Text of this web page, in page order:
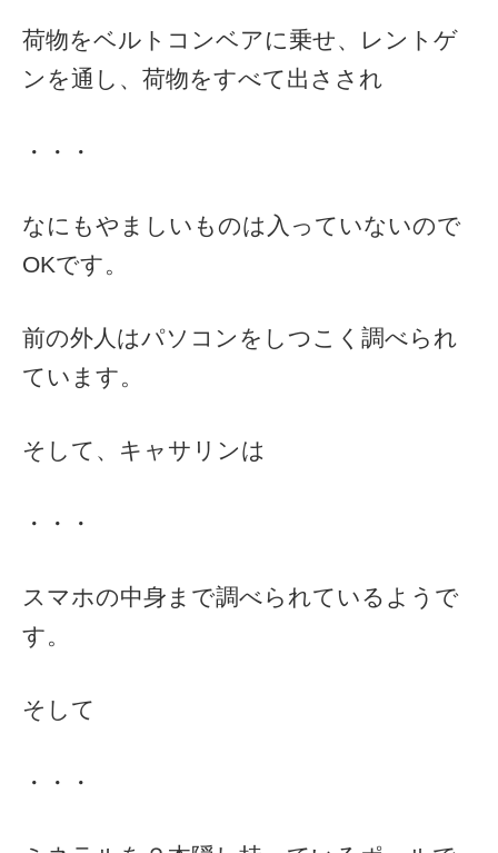
荷物をベルトコンベアに乗せ、レントゲ
ンを通し、荷物をすべて出さされ
・・・
なにもやましいものは入っていないので
OKです。
前の外人はパソコンをしつこく調べられ
ています。
そして、キャサリンは
・・・
スマホの中身まで調べられているようで
す。
そして
・・・